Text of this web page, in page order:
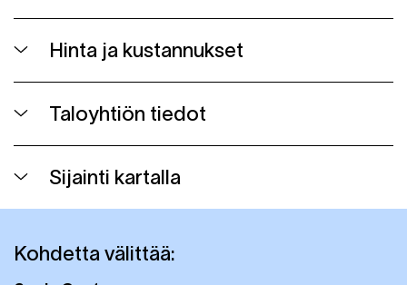
Hinta ja kustannukset
Taloyhtiön tiedot
Sijainti kartalla
Kohdetta välittää: